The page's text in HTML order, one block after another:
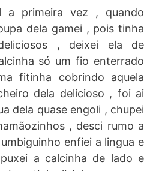
a primeira vez , quando
dela gamei , pois tinha
, deixei ela de
só um fio enterrado
fitinha cobrindo aquela
dela delicioso , foi ai
dela quase engoli , chupei
, desci rumo a
enfiei a lingua e
a calcinha de lado e